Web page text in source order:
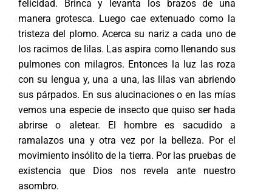
felicidad. Brinca y levanta los brazos de una
manera grotesca. Luego cae extenuado como la
tristeza del plomo. Acerca su nariz a cada uno de
los racimos de lilas. Las aspira como llenando sus
pulmones con milagros. Entonces la luz las roza
con su lengua y, una a una, las lilas van abriendo
sus párpados. En sus alucinaciones o en las mías
vemos una especie de insecto que quiso ser hada
abrirse o aletear. El hombre es sacudido a
ramalazos una y otra vez por la belleza. Por el
movimiento insólito de la tierra. Por las pruebas de
existencia que Dios nos revela ante nuestro
asombro.